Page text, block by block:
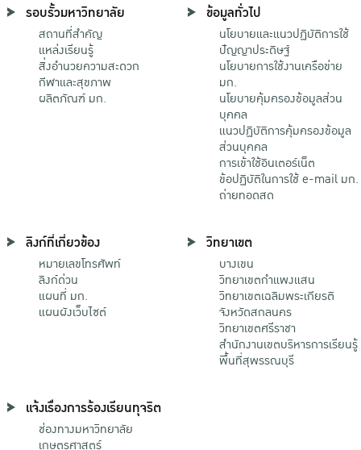
รอบรั้วมหาวิทยาลัย
สถานที่สำคัญ
แหล่งเรียนรู้
สิ่งอำนวยความสะดวก
กีฬาและสุขภาพ
ผลิตภัณฑ์ มก.
ข้อมูลทั่วไป
นโยบายและแนวปฏิบัติการใช้
ปัญญาประดิษฐ์
นโยบายการใช้งานเครือข่าย
มก.
นโยบายคุ้มครองข้อมูลส่วน
บุคคล
แนวปฏิบัติการคุ้มครองข้อมูล
ส่วนบุคคล
การเข้าใช้อินเตอร์เน็ต
ข้อปฏิบัติในการใช้ e-mail มก.
ถ่ายทอดสด
ลิงก์ที่เกี่ยวข้อง
หมายเลขโทรศัพท์
ลิงก์ด่วน
แผนที่ มก.
แผนผังเว็บไซต์
วิทยาเขต
บางเขน
วิทยาเขตกําแพงแสน
วิทยาเขตเฉลิมพระเกียรติ
จังหวัดสกลนคร
วิทยาเขตศรีราชา
สำนักงานเขตบริหารการเรียนรู้
พื้นที่สุพรรณบุรี
แจ้งเรื่องการร้องเรียนทุจริต
ช่องทางมหาวิทยาลัย
เกษตรศาสตร์